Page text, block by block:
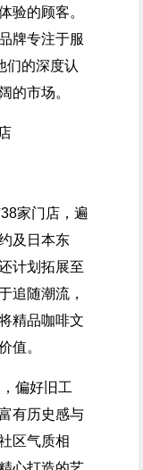
验的顾客。
牌专注于服
们的深度认
的市场。
家门店，遍
及日本东
计划拓展至
追随潮流，
精品咖啡文
值。
偏好旧工
有历史感与
区气质相